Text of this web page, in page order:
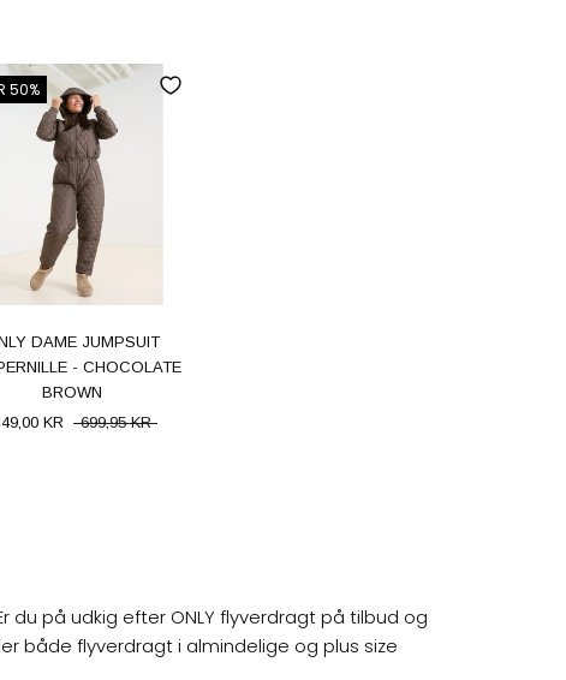
50%
DAME JUMPSUIT
- CHOCOLATE
BROWN
KR
699,95 KR
du på udkig efter ONLY flyverdragt på tilbud og
både flyverdragt i almindelige og plus size